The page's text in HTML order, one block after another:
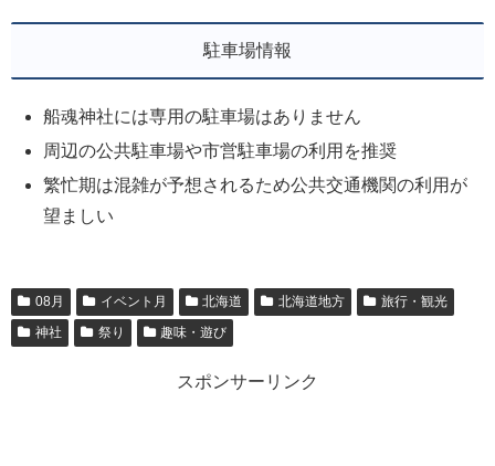
駐車場情報
船魂神社には専用の駐車場はありません
周辺の公共駐車場や市営駐車場の利用を推奨
繁忙期は混雑が予想されるため公共交通機関の利用が
望ましい
08月 イベント月 北海道 北海道地方
旅行・観光
神社
祭り 趣味・遊び
スポンサーリンク